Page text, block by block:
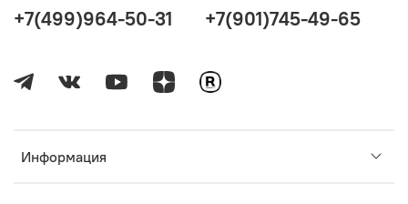
Информация
+7(499)964-50-31 +7(901)745-49-65